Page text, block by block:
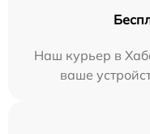
Наш курьер в
ваше